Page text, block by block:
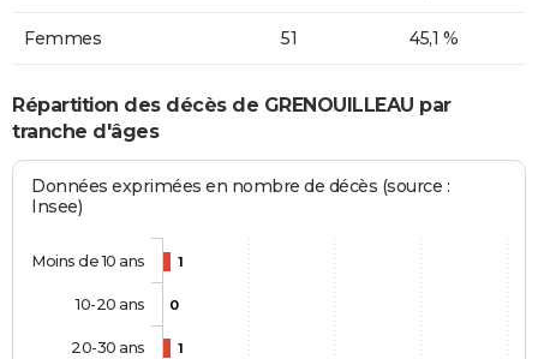
Femmes 51 45,1 %
Répartition des décès de GRENOUILLEAU par
tranche d'âges
Données exprimées en nombre de décès (source :
Insee)
1
0
1
Moins de 10 ans
10-20 ans
20-30 ans